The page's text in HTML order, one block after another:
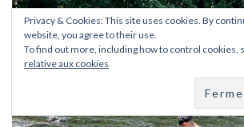
Privacy & Cookies: This site uses cookies. By
website, you agree to their use.
To find out more, including how to control cookies,
relative aux cookies